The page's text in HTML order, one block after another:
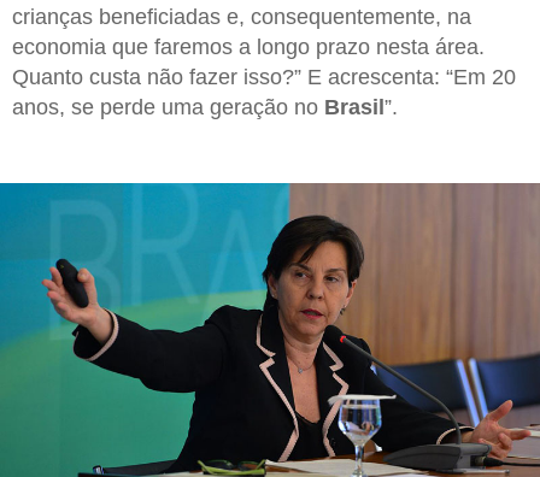
crianças beneficiadas e, consequentemente, na
economia que faremos a longo prazo nesta área.
Quanto custa não fazer isso?” E acrescenta: “Em 20
anos, se perde uma geração no Brasil”.